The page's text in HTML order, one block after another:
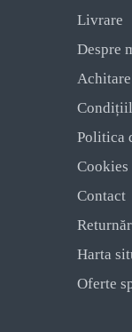
Livrare
Despre
Achitare
Politica
Cookies
Contact
Harta
Oferte